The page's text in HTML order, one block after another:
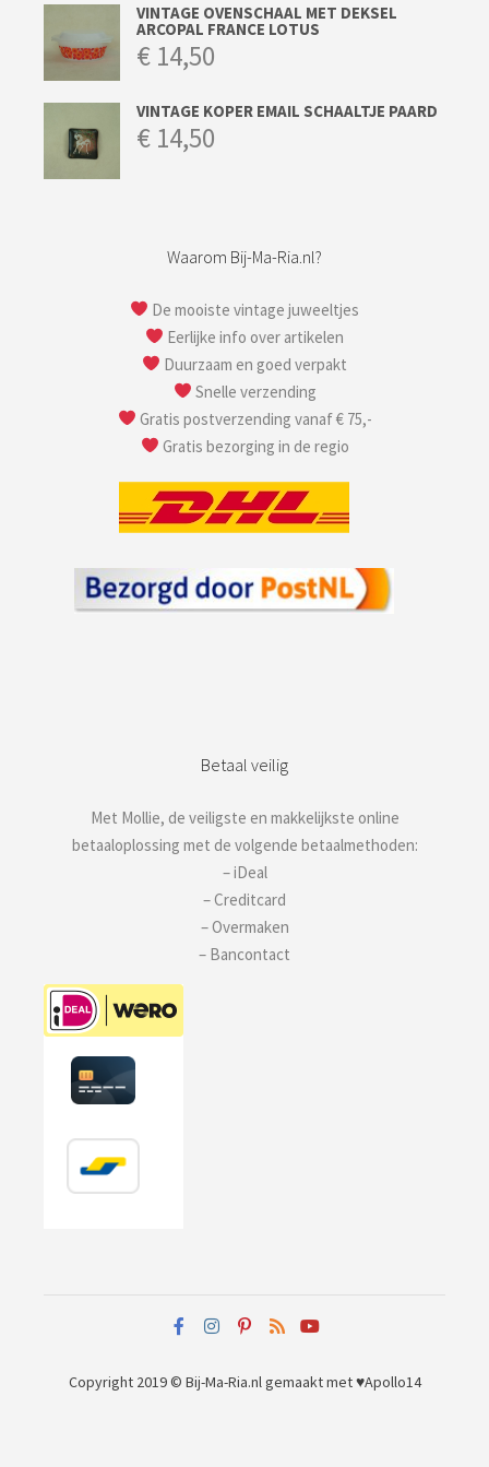
VINTAGE OVENSCHAAL MET DEKSEL
ARCOPAL FRANCE LOTUS
€ 14,50
VINTAGE KOPER EMAIL SCHAALTJE PAARD
€ 14,50
Waarom Bij-Ma-Ria.nl?
De mooiste vintage juweeltjes
Eerlijke info over artikelen
Duurzaam en goed verpakt
Snelle verzending
Gratis postverzending vanaf € 75,-
Gratis bezorging in de regio
Betaal veilig
Met Mollie, de veiligste en makkelijkste online
betaaloplossing met de volgende betaalmethoden:
– iDeal
– Creditcard
– Overmaken
– Bancontact
Copyright 2019 © Bij-Ma-Ria.nlgemaakt met ♥Apollo14